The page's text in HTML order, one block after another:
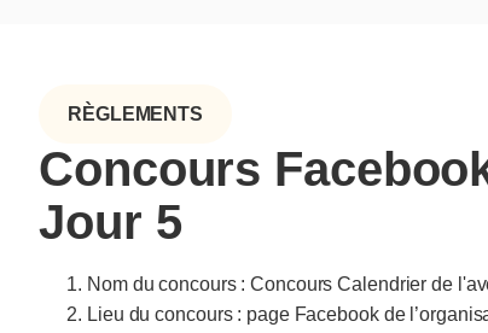
RÈGLEMENTS
Concours
Jour 5
Nom du concours : Concours Calendrier de
Lieu du concours : page Facebook de